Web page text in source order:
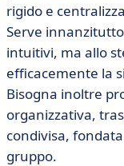
rigido e
Serve
intuitivi, ma allo
efficacemente la
Bisogna inoltre
organizzativa,
condivisa,
gruppo.